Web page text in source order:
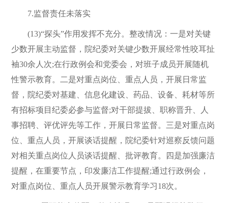
7.监督责任未落实
(13)“探头”作用发挥不充分。整改情况：一是对关键
少数开展主动监督，院纪委对关键少数开展经常性咬耳扯
袖30余人次;在行政例会和党委会，对班子成员开展随机
性警示教育。二是对重点岗位、重点人员，开展日常监
督，院纪委对基建、信息化建设、药品、设备、耗材等所
有招标项目纪委必参与监督;对干部提拔、职称晋升、人
事招聘、评优评先等工作，开展日常监督。三是对重点岗
位、重点人员，开展谈话提醒，院纪委针对巡察反馈问题
对相关重点岗位人员谈话提醒、批评教育。四是加强廉洁
提醒，在重要节点，印发廉洁工作提醒;通过行政例会，
对重点岗位、重点人员开展警示教育学习18次。